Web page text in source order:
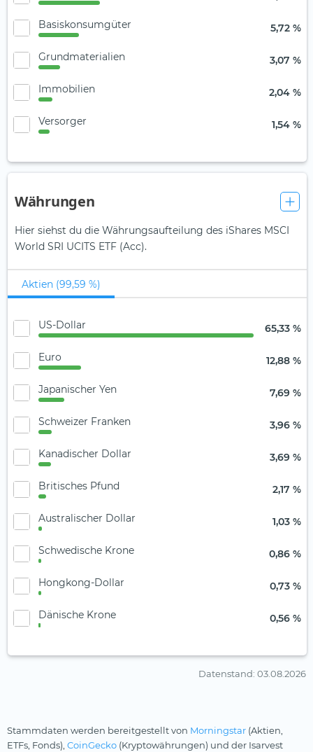
Basiskonsumgüter 5,72 %
Grundmaterialien 3,07 %
Immobilien 2,04 %
Versorger 1,54 %
Währungen
Hier siehst du die Währungsaufteilung des iShares MSCI
World SRI UCITS ETF (Acc).
Aktien (99,59 %)
US-Dollar 65,33 %
Euro 12,88 %
Japanischer Yen 7,69 %
Schweizer Franken 3,96 %
Kanadischer Dollar 3,69 %
Britisches Pfund 2,17 %
Australischer Dollar 1,03 %
Schwedische Krone 0,86 %
Hongkong-Dollar 0,73 %
Dänische Krone 0,56 %
Datenstand: 03.08.2026
Stammdaten werden bereitgestellt von Morningstar (Aktien,
ETFs, Fonds), CoinGecko (Kryptowährungen) und der Isarvest